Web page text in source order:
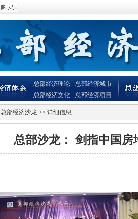
总部经济理论
总部经济文化
总部经济城市
总部经济项目
总部经济沙龙 >> 详细信息
总部沙龙： 剑指中国房